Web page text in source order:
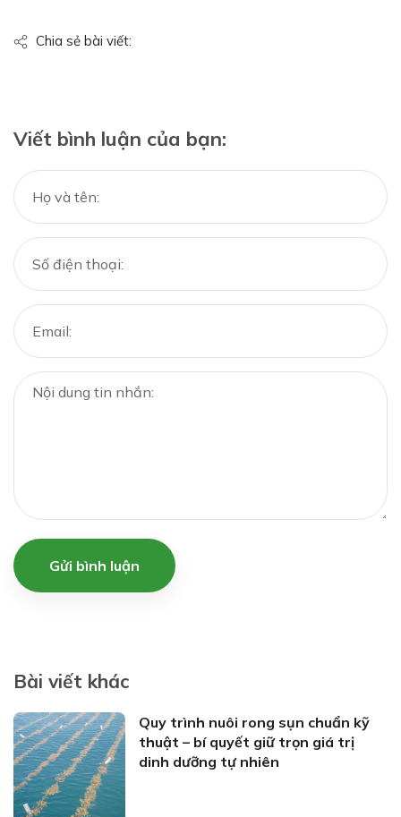
Chia sẻ bài viết:
Viết bình luận của bạn:
Gửi bình luận
Bài viết khác
Quy trình nuôi rong sụn chuẩn kỹ
thuật – bí quyết giữ trọn giá trị
dinh dưỡng tự nhiên